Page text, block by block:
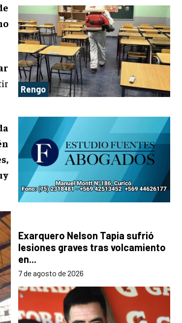
Rengo
Exarquero Nelson Tapia sufrió
lesiones graves tras volcamiento
en...
7 de agosto de 2026